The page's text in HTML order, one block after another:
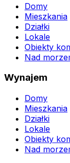
Domy
Mieszkania
Działki
Lokale
Obiekty
Nad
Wynajem
Domy
Mieszkania
Działki
Lokale
Obiekty
Nad